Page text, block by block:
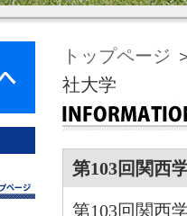
トップページ
社大学
第103回関西
第103回関西